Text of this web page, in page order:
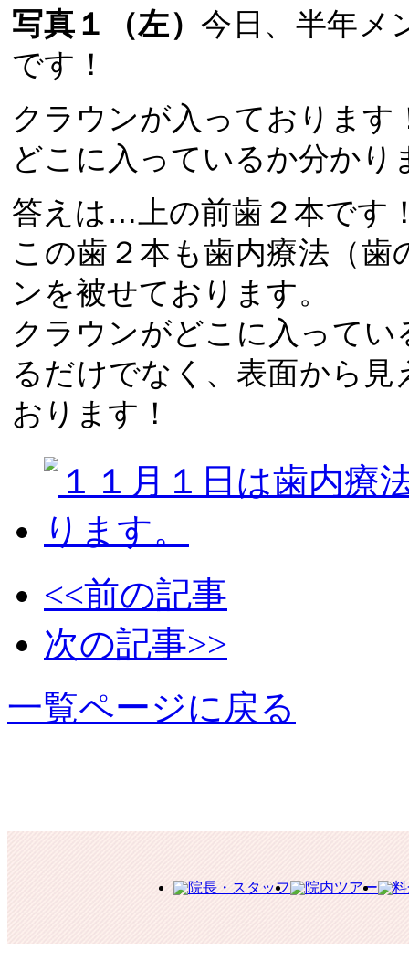
写真１（左） 今日、半年メ
です！
クラウンが入っております
どこに入っているか分かり
答えは…上の前歯２本です
この歯２本も歯内療法（
ンを被せております。
クラウンがどこに入って
るだけでなく、表面から
おります！
<<前の記事
次の記事>>
一覧ページに戻る